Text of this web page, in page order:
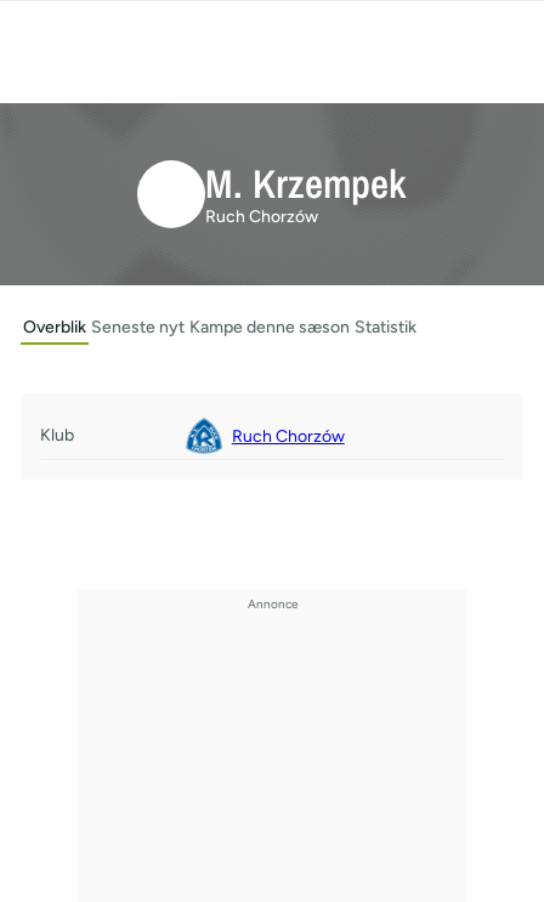
M. Krzempek
Ruch Chorzów
Overblik Seneste nyt Kampe denne sæson Statistik
Klub Ruch Chorzów